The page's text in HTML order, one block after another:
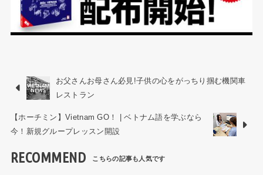
お父さんお母さん必見!子供の心をがっちり掴む機関車
レストラン
【ホーチミン】Vietnam GO！ | ベトナム語を学ぶなら
今！新規グループレッスン開設
RECOMMEND